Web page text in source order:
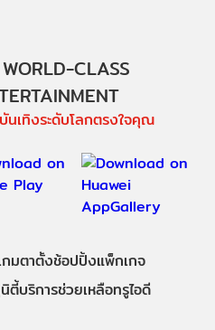
CLASS
เทิงระดับโลกตรงใจคุณ
กมตาตั้งช้อปปิ้งแพ็กเกจ
ตี้บริการช่วยเหลือทรูไอดี